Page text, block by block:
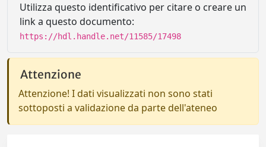
Utilizza questo identificativo per citare o creare un
link a questo documento:
https://hdl.handle.net/11585/17498
Attenzione
Attenzione! I dati visualizzati non sono stati
sottoposti a validazione da parte dell'ateneo